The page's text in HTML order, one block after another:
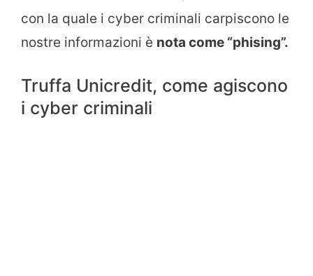
con la quale i cyber criminali carpiscono le
nostre informazioni è nota come “phising”.
Truffa Unicredit, come agiscono
i cyber criminali